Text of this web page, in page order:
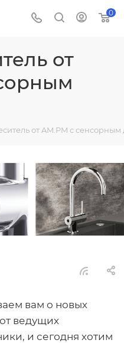
0
от
от AM.PM с сенсорным
вам о новых
ведущих
и сегодня хотим